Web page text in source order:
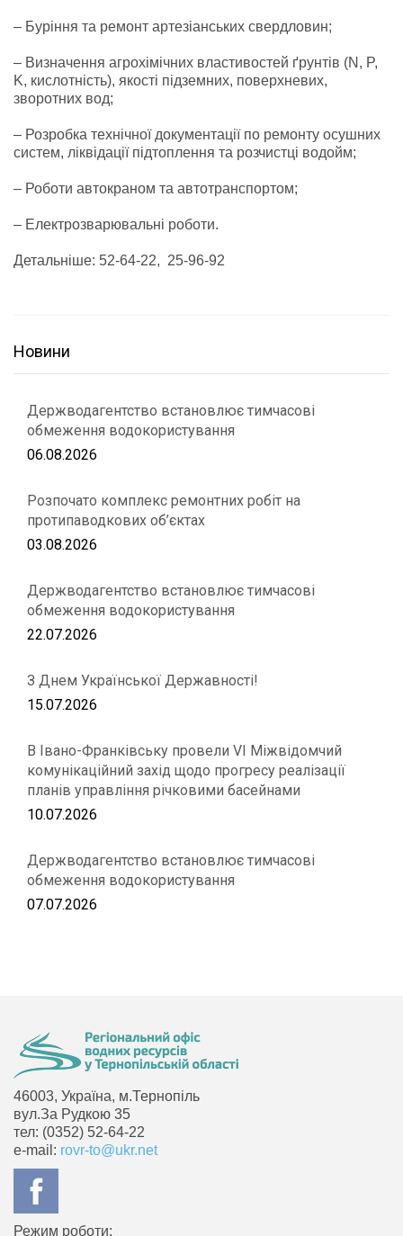
– Буріння та ремонт артезіанських свердловин;
– Визначення агрохімічних властивостей ґрунтів (N, P,
K, кислотність), якості підземних, поверхневих,
зворотних вод;
– Розробка технічної документації по ремонту осушних
систем, ліквідації підтоплення та розчистці водойм;
– Роботи автокраном та автотранспортом;
– Електрозварювальні роботи.
Детальніше: 52-64-22, 25-96-92
Новини
Держводагентство встановлює тимчасові
обмеження водокористування
06.08.2026
Розпочато комплекс ремонтних робіт на
протипаводкових об’єктах
03.08.2026
Держводагентство встановлює тимчасові
обмеження водокористування
22.07.2026
З Днем Української Державності!
15.07.2026
В Івано-Франківську провели VІ Міжвідомчий
комунікаційний захід щодо прогресу реалізації
планів управління річковими басейнами
10.07.2026
Держводагентство встановлює тимчасові
обмеження водокористування
07.07.2026
46003, Україна, м.Тернопіль
вул.За Рудкою 35
тел: (0352) 52-64-22
e-mail: rovr-to@ukr.net
Режим роботи: